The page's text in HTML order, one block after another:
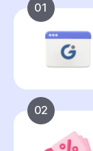
01
02